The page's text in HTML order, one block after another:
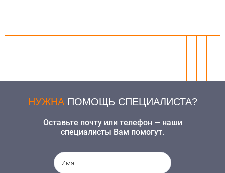
НУЖНАПОМОЩЬ СПЕЦИАЛИСТА?
Оставьте почту или телефон — наши
специалисты Вам помогут.